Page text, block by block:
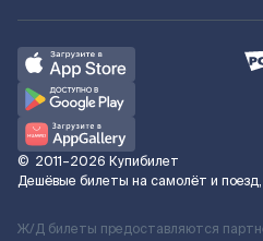
© 2011–2026 Купибилет
Дешёвые билеты на самолёт и
Ж/Д билеты предоставляются